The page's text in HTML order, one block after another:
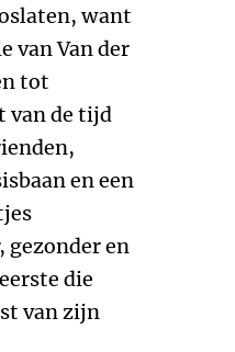
want
van Van der
tot
van de tijd
en een
gezonder en
die
van zijn